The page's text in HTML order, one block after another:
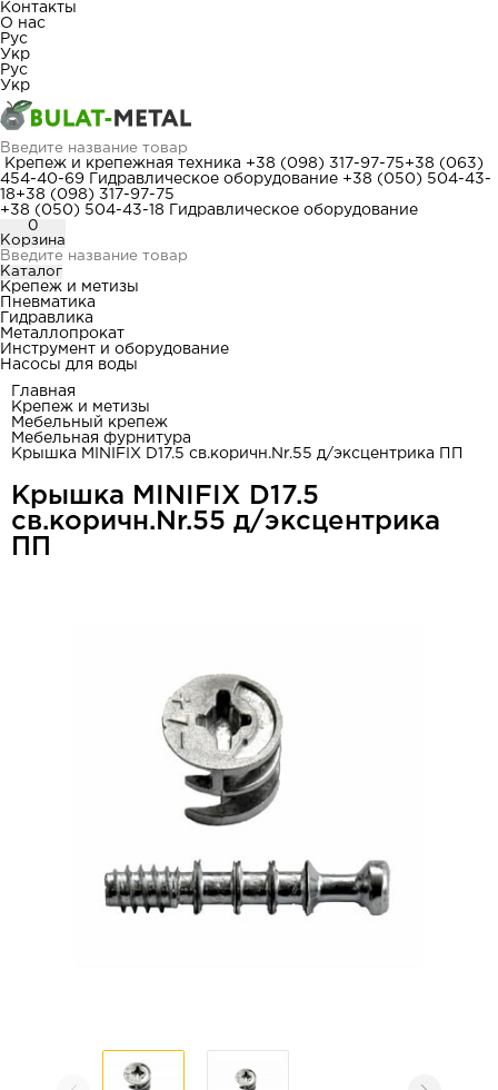
Контакты
О нас
Рус
Укр
Рус
Укр
Крепеж и крепежная техника +38 (098) 317-97-75+38 (063)
454-40-69
Гидравлическое оборудование +38 (050) 504-43-
18+38 (098) 317-97-75
+38 (050) 504-43-18
Гидравлическое оборудование
0
Корзина
Каталог
Крепеж и метизы
Пневматика
Гидравлика
Металлопрокат
Инструмент и оборудование
Насосы для воды
Главная
Крепеж и метизы
Мебельный крепеж
Мебельная фурнитура
Крышка MINIFIX D17.5 св.коричн.Nr.55 д/эксцентрика ПП
Крышка MINIFIX D17.5
св.коричн.Nr.55 д/эксцентрика
ПП